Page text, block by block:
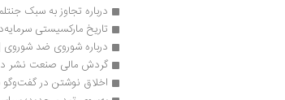
درباره تجاوز به سبک
تاریخ مارکسیستی
درباره شوروی ضد شوروی
گردش مالی صنعت نشر در سال 2024 |
اخلاق نوشتن در